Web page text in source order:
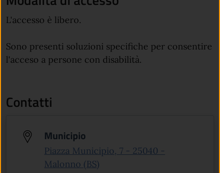
L'accesso è libero.
Sono presenti soluzioni specifiche per consentire
l'acceso a persone con disabilità.
Contatti
Municipio
Piazza Municipio, 7 - 25040 -
Malonno (BS)